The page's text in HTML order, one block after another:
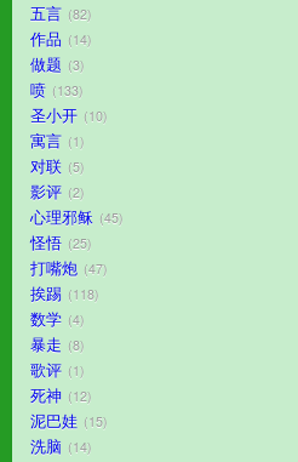
五言 82
作品 14
做题 3
喷 133
圣小开 10
寓言 1
对联 5
影评 2
心理邪稣 45
怪悟 25
打嘴炮 47
挨踢 118
数学 4
暴走 8
歌评 1
死神 12
泥巴娃 15
洗脑 14